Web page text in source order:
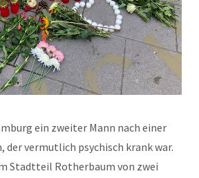
ein zweiter Mann nach einer
der vermutlich psychisch krank war.
Stadtteil Rotherbaum von zwei